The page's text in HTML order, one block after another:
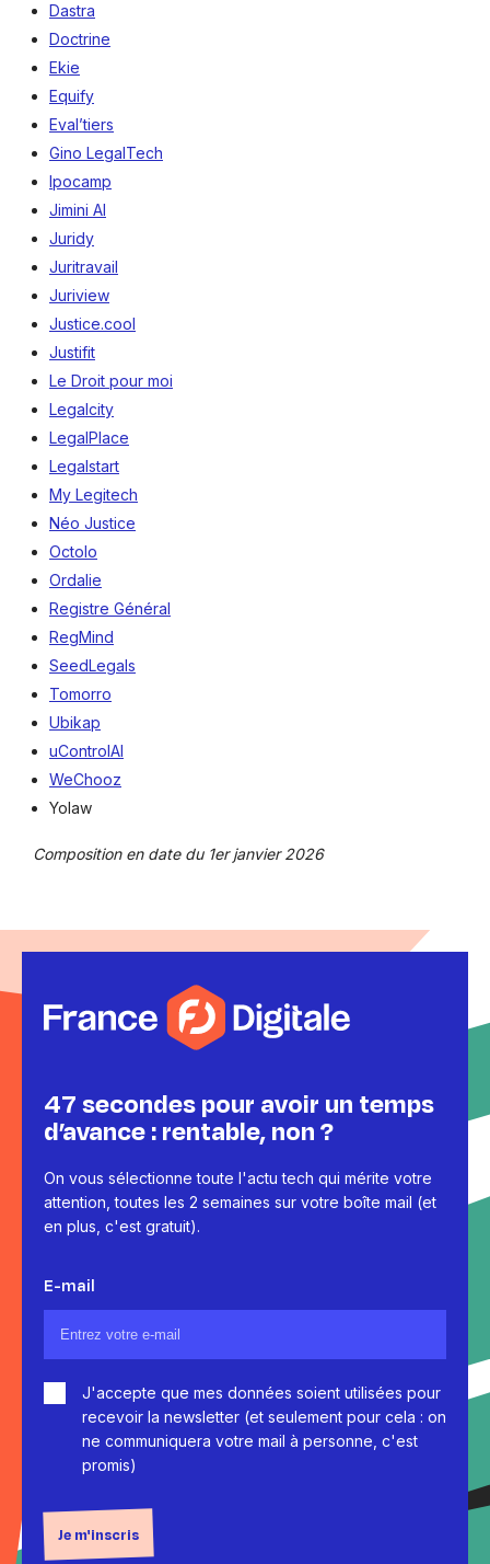
Dastra
Doctrine
Ekie
Equify
Eval’tiers
Gino LegalTech
Ipocamp
Jimini AI
Juridy
Juritravail
Juriview
Justice.cool
Justifit
Le Droit pour moi
Legalcity
LegalPlace
Legalstart
My Legitech
Néo Justice
Octolo
Ordalie
Registre Général
RegMind
SeedLegals
Tomorro
Ubikap
uControlAI
WeChooz
Yolaw
Composition en date du 1er janvier 2026
47 secondes pour avoir un temps
d’avance : rentable, non ?
On vous sélectionne toute l'actu tech qui mérite votre
attention, toutes les 2 semaines sur votre boîte mail (et
en plus, c'est gratuit).
E-mail
J'accepte que mes données soient utilisées pour
recevoir la newsletter (et seulement pour cela : on
ne communiquera votre mail à personne, c'est
promis)
Je m'inscris